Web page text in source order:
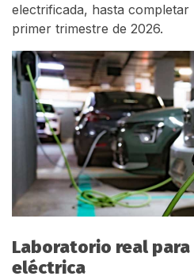
electrificada, hasta
primer trimestre de 2026.
Laboratorio real
eléctrica